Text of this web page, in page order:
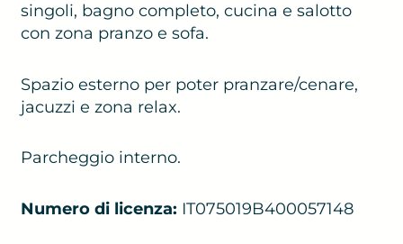
singoli, bagno completo, cucina e salotto
con zona pranzo e sofa.
Spazio esterno per poter pranzare/cenare,
jacuzzi e zona relax.
Parcheggio interno.
Numero di licenza: IT075019B400057148